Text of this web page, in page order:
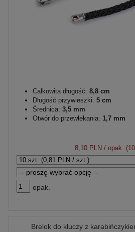
Całkowita długość: 8,8 cm
Długość przywieszki: 5 cm
Średnica: 3,5 mm
Otwór do przewlekania: 1,7 mm
8,10 PLN / opak.
opak.
Brelok do kluczy z